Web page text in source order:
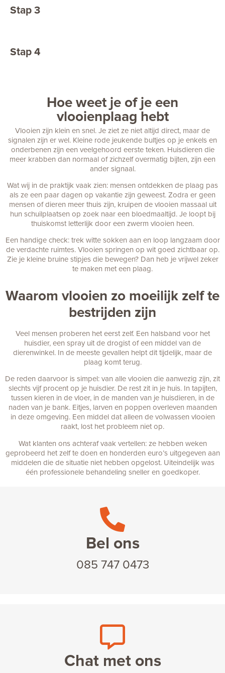
Hoe weet je of je een
vlooienplaag hebt
Vlooien zijn klein en snel. Je ziet ze niet altijd direct, maar de
signalen zijn er wel. Kleine rode jeukende bultjes op je enkels en
onderbenen zijn een veelgehoord eerste teken. Huisdieren die
meer krabben dan normaal of zichzelf overmatig bijten, zijn een
ander signaal.
Wat wij in de praktijk vaak zien: mensen ontdekken de plaag pas
als ze een paar dagen op vakantie zijn geweest. Zodra er geen
mensen of dieren meer thuis zijn, kruipen de vlooien massaal uit
hun schuilplaatsen op zoek naar een bloedmaaltijd. Je loopt bij
thuiskomst letterlijk door een zwerm vlooien heen.
Een handige check: trek witte sokken aan en loop langzaam door
de verdachte ruimtes. Vlooien springen op wit goed zichtbaar op.
Zie je kleine bruine stipjes die bewegen? Dan heb je vrijwel zeker
te maken met een plaag.
Waarom vlooien zo moeilijk zelf te
bestrijden zijn
Veel mensen proberen het eerst zelf. Een halsband voor het
huisdier, een spray uit de drogist of een middel van de
dierenwinkel. In de meeste gevallen helpt dit tijdelijk, maar de
plaag komt terug.
De reden daarvoor is simpel: van alle vlooien die aanwezig zijn, zit
slechts vijf procent op je huisdier. De rest zit in je huis. In tapijten,
tussen kieren in de vloer, in de manden van je huisdieren, in de
naden van je bank. Eitjes, larven en poppen overleven maanden
in deze omgeving. Een middel dat alleen de volwassen vlooien
raakt, lost het probleem niet op.
Wat klanten ons achteraf vaak vertellen: ze hebben weken
geprobeerd het zelf te doen en honderden euro’s uitgegeven aan
middelen die de situatie niet hebben opgelost. Uiteindelijk was
één professionele behandeling sneller en goedkoper.
Stap 3
Stap 4
Bel ons
085 747 0473
Chat met ons